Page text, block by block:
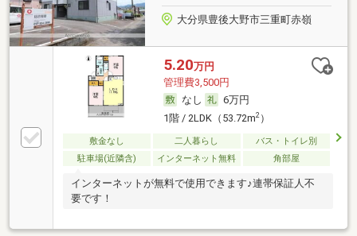
大分県豊後大野市三重町赤嶺
5.20万円
管理費3,500円
なし
6万円
1階 / 2LDK（53.72m2）
敷金なし 二人暮らし
バス・トイレ別
駐車場(近隣含)
インターネット無料 角部屋
インターネットが無料で使用できます♪連帯保証人不
要です！